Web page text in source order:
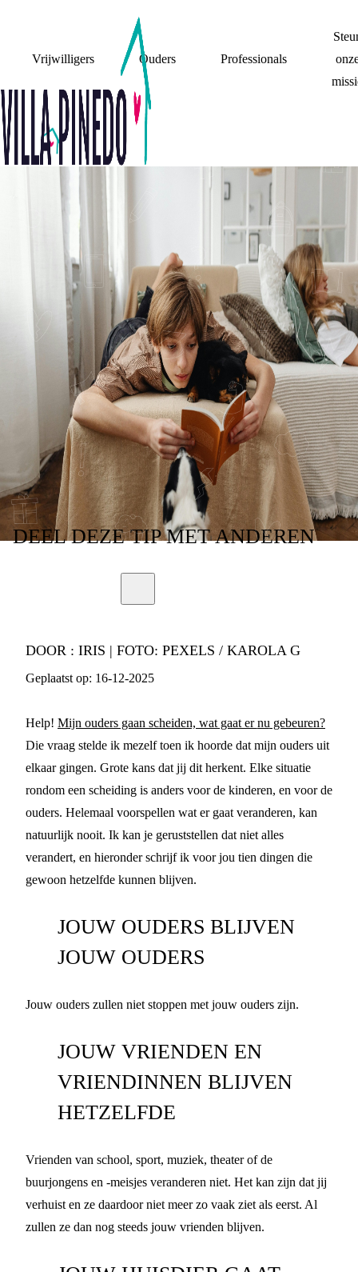
Vrijwilligers Ouders Professionals
WAT DE F@#CK?!
TIEN DINGEN DIE
NIET
VERANDEREN NA
DE SCHEIDING
VAN JE OUDERS
DEELDEZE TIPMET ANDEREN
DOOR : IRIS | FOTO: PEXELS / KAROLA G
Geplaatst op: 16-12-2025
Help! Mijn ouders gaan scheiden, wat gaat er nu gebeuren?
Die vraag stelde ik mezelf toen ik hoorde dat mijn ouders uit
elkaar gingen. Grote kans dat jij dit herkent. Elke situatie
rondom een scheiding is anders voor de kinderen, en voor de
ouders. Helemaal voorspellen wat er gaat veranderen, kan
natuurlijk nooit. Ik kan je geruststellen dat niet alles
verandert, en hieronder schrijf ik voor jou tien dingen die
gewoon hetzelfde kunnen blijven.
JOUW OUDERS BLIJVEN
JOUW OUDERS
Jouw ouders zullen niet stoppen met jouw ouders zijn.
JOUW VRIENDEN EN
VRIENDINNEN BLIJVEN
HETZELFDE
Vrienden van school, sport, muziek, theater of de
buurjongens en -meisjes veranderen niet. Het kan zijn dat jij
verhuist en ze daardoor niet meer zo vaak ziet als eerst. Al
zullen ze dan nog steeds jouw vrienden blijven.